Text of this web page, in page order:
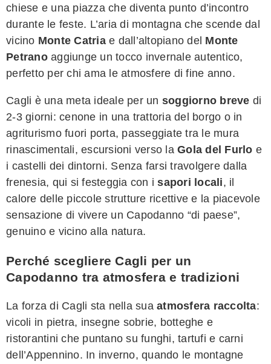
chiese e una piazza che diventa punto d’incontro
durante le feste. L’aria di montagna che scende dal
vicino Monte Catriae dall’altopiano del Monte
Petranoaggiunge un tocco invernale autentico,
perfetto per chi ama le atmosfere di fine anno.
Cagli è una meta ideale per un soggiorno breve di
2-3 giorni: cenone in una trattoria del borgo o in
agriturismo fuori porta, passeggiate tra le mura
rinascimentali, escursioni verso la Gola del Furlo e
i castelli dei dintorni. Senza farsi travolgere dalla
frenesia, qui si festeggia con isapori locali, il
calore delle piccole strutture ricettive e la piacevole
sensazione di vivere un Capodanno “di paese”,
genuino e vicino alla natura.
Perché scegliere Cagli per un
Capodanno tra atmosfera e tradizioni
La forza di Cagli sta nella sua atmosfera raccolta:
vicoli in pietra, insegne sobrie, botteghe e
ristorantini che puntano su funghi, tartufi e carni
dell’Appennino. In inverno, quando le montagne